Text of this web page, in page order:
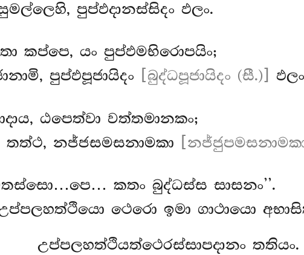
පුප්ඵදානස්සිදං ඵලං.
කප්පෙ, යං පුප්ඵමභිරොපයිං;
පුප්ඵපූජායිදං
[බුද්ධපූජායිදං (සී.)]
ඨපෙත්වා වත්තමානකං;
තත්ථ, නජ්ජසමසනාමකා
කතං බුද්ධස්ස සාසනං’’.
ථෙරො ඉමා ගාථායො
උප්පලහත්ථියත්ථෙරස්සාපදානං තතියං.